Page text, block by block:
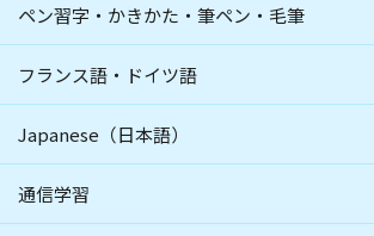
ペン習字・かきかた・筆ペン・毛筆
フランス語・ドイツ語
Japanese（日本語）
通信学習